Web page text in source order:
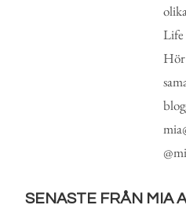
Life
Hör
SENASTE FRÅN MIA